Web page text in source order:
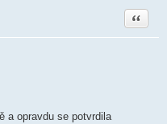
Citace
a opravdu se potvrdila